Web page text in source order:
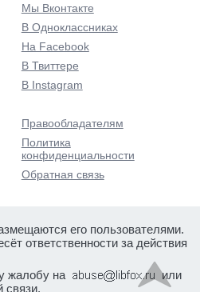
Мы Вконтакте
В Одноклассниках
На Facebook
В Твиттере
В Instagram
Правообладателям
Политика
конфиденциальности
Обратная связь
его пользователями.
ответственности за действия
жалобу на
или
связи.